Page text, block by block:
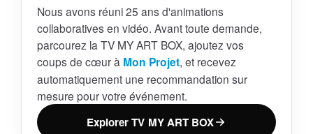
Nous avons réuni 25 ans d'animations
collaboratives en vidéo. Avant toute demande,
parcourez la TV MY ART BOX, ajoutez vos
coups de cœur à Mon Projet, et recevez
automatiquement une recommandation sur
mesure pour votre événement.
Explorer TV MY ART BOX